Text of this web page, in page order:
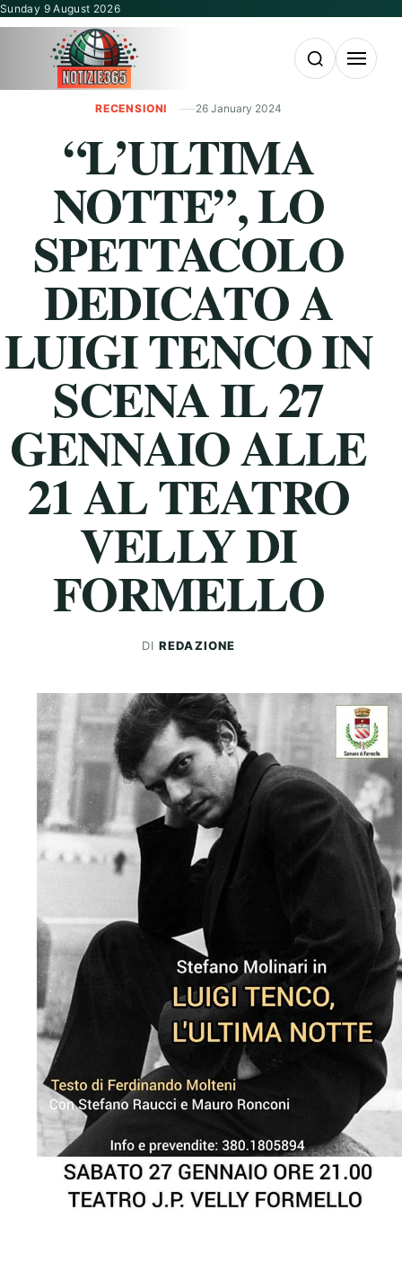
Vai al contenuto
Sunday 9 August 2026
Apri la ricerca
Apri il
RECENSIONI 26 January 2024
“L’ULTIMA
NOTTE”, LO
SPETTACOLO
DEDICATO A
LUIGI TENCO IN
SCENA IL 27
GENNAIO ALLE
21 AL TEATRO
VELLY DI
FORMELLO
DIREDAZIONE